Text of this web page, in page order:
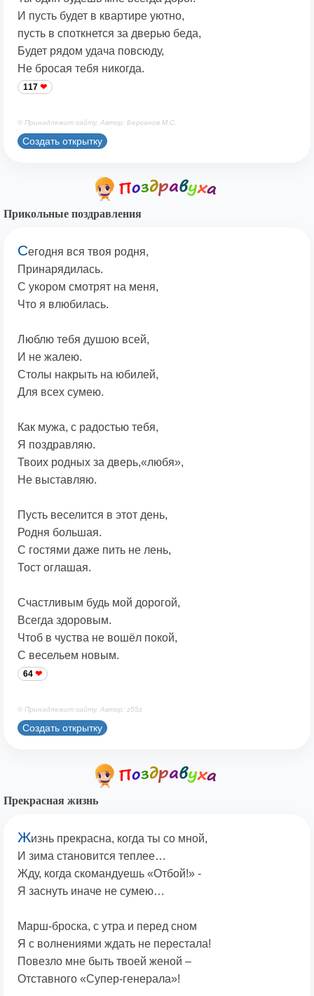
И пусть будет в квартире уютно,
пусть в споткнется за дверью беда,
Будет рядом удача повсюду,
Не бросая тебя никогда.
117
© Принадлежит сайту. Автор: Берсанов М.С.
Создать открытку
Прикольные поздравления
Сегодня вся твоя родня,
Принарядилась.
С укором смотрят на меня,
Что я влюбилась.
Люблю тебя душою всей,
И не жалею.
Столы накрыть на юбилей,
Для всех сумею.
Как мужа, с радостью тебя,
Я поздравляю.
Твоих родных за дверь,«любя»,
Не выставляю.
Пусть веселится в этот день,
Родня большая.
С гостями даже пить не лень,
Тост оглашая.
Счастливым будь мой дорогой,
Всегда здоровым.
Чтоб в чуства не вошёл покой,
С весельем новым.
64
© Принадлежит сайту. Автор: z55z
Создать открытку
Прекрасная жизнь
Жизнь прекрасна, когда ты со мной,
И зима становится теплее…
Жду, когда скомандуешь «Отбой!» -
Я заснуть иначе не сумею…
Марш-броска, с утра и перед сном
Я с волнениями ждать не перестала!
Повезло мне быть твоей женой –
Отставного «Супер-генерала»!